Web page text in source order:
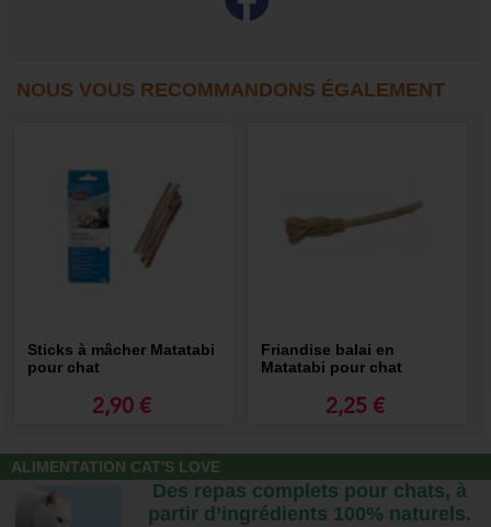
NOUS VOUS RECOMMANDONS ÉGALEMENT
Sticks à mâcher Matatabi
pour chat
2,90 €
Friandise balai en
Matatabi pour chat
2,25 €
ALIMENTATION CAT'S LOVE
Des repas complets pour chats, à
partir d’ingrédients 100% naturels.